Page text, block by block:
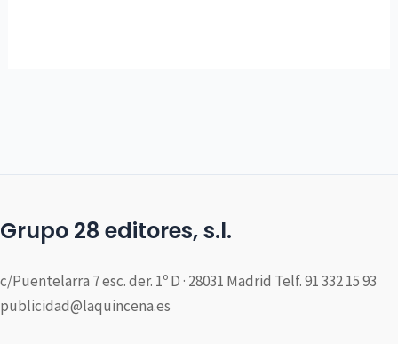
Grupo 28 editores, s.l.
c/Puentelarra 7 esc. der. 1º D · 28031 Madrid Telf. 91 332 15 93
publicidad@laquincena.es